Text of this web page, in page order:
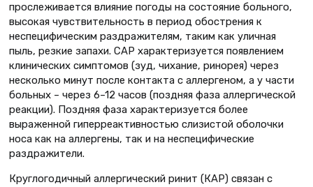
прослеживается влияние погоды на состояние больного,
высокая чувствительность в период обострения к
неспецифическим раздражителям, таким как уличная
пыль, резкие запахи. САР характеризуется появлением
клинических симптомов (зуд, чихание, ринорея) через
несколько минут после контакта с аллергеном, а у части
больных – через 6–12 часов (поздняя фаза аллергической
реакции). Поздняя фаза характеризуется более
выраженной гиперреактивностью слизистой оболочки
носа как на аллергены, так и на неспецифические
раздражители.
Круглогодичный аллергический ринит (КАР) связан с